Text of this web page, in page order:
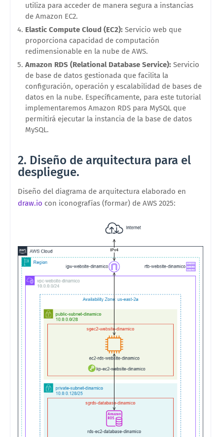
utiliza para acceder de manera segura a instancias
de Amazon EC2.
Elastic Compute Cloud (EC2): Servicio web que
proporciona capacidad de computación
redimensionable en la nube de AWS.
Amazon RDS (Relational Database Service): Servicio
de base de datos gestionada que facilita la
configuración, operación y escalabilidad de bases de
datos en la nube. Específicamente, para este tutorial
implementaremos Amazon RDS para MySQL que
permitirá ejecutar la instancia de la base de datos
MySQL.
2. Diseño de arquitectura para el
despliegue.
Diseño del diagrama de arquitectura elaborado en
draw.io con iconografías (formar) de AWS 2025: